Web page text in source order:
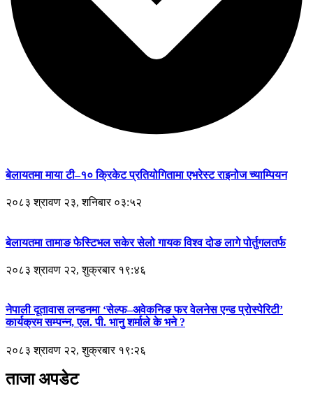
बेलायतमा माया टी–१० क्रिकेट प्रतियोगितामा एभरेस्ट राइनोज च्याम्पियन
२०८३ श्रावण २३, शनिबार ०३:५२
बेलायतमा तामाङ फेस्टिभल सकेर सेलो गायक विश्व दोङ लागे पोर्तुगलतर्फ
२०८३ श्रावण २२, शुक्रबार १९:४६
नेपाली दूतावास लन्डनमा ‘सेल्फ–अवेकनिङ फर वेलनेस एन्ड प्रोस्पेरिटी’
कार्यक्रम सम्पन्न, एल. पी. भानु शर्माले के भने ?
२०८३ श्रावण २२, शुक्रबार १९:२६
ताजा अपडेट